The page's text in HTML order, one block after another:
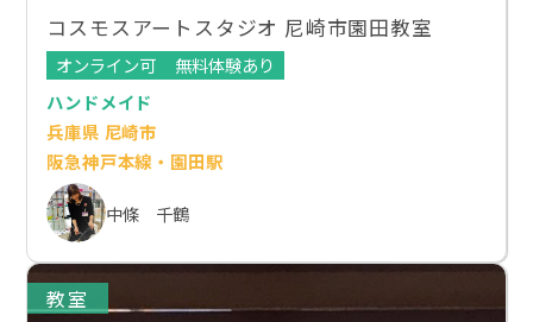
コスモスアートスタジオ 尼崎市園田教室
オンライン可
無料体験あり
ハンドメイド
兵庫県 尼崎市
阪急神戸本線・園田駅
中條 千鶴
教室